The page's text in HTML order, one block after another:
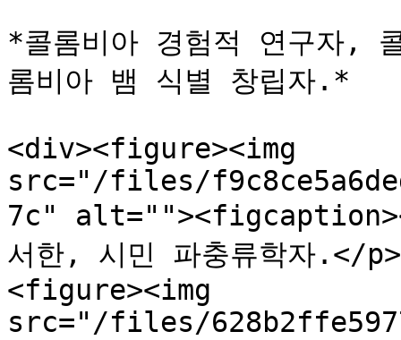
*콜롬비아 경험적 연구자,
롬비아 뱀 식별 창립자.*
<div><figure><img
src="/files/
7c"
서한, 시민 파충류학자
<figure><img
src="/files/